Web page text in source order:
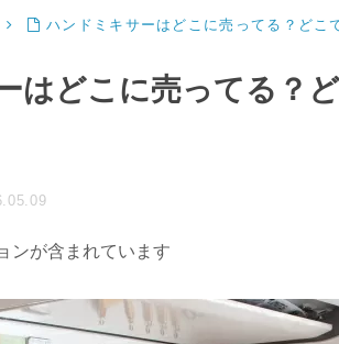
ハンドミキサーはどこに売ってる？どこ
はどこに売ってる？
ンが含まれています